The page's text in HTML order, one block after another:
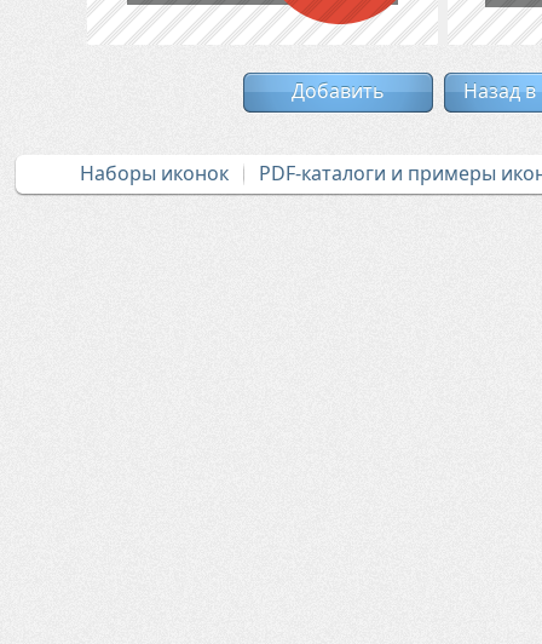
Добавить Назад в
Наборы иконок PDF-каталоги и примеры